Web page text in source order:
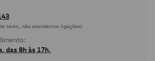
texto, não atendemos ligações)
das 8h às 17h.